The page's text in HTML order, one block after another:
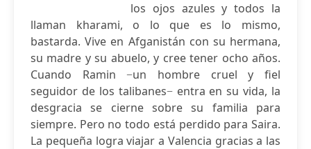
los ojos azules y todos la
llaman kharami, o lo que es lo mismo,
bastarda. Vive en Afganistán con su hermana,
su madre y su abuelo, y cree tener ocho años.
Cuando Ramin −un hombre cruel y fiel
seguidor de los talibanes− entra en su vida, la
desgracia se cierne sobre su familia para
siempre. Pero no todo está perdido para Saira.
La pequeña logra viajar a Valencia gracias a las